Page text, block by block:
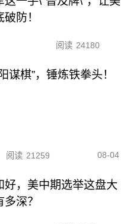
防！
阅读 24180
谋棋”，锤炼铁拳头！
阅读 21259 08-04
好，美中期选举这盘大
深？